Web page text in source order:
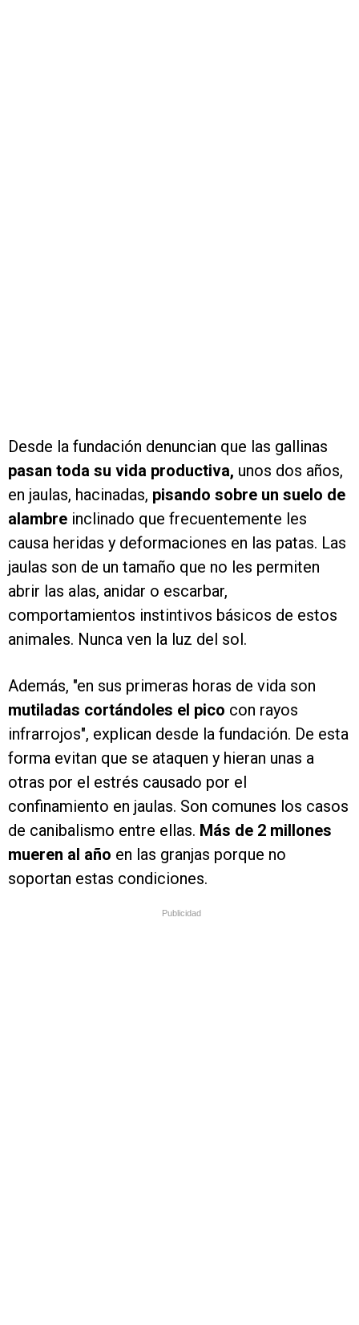
Desde la fundación denuncian que las gallinas
pasan toda su vida productiva, unos dos años,
en jaulas, hacinadas, pisando sobre un suelo de
alambre inclinado que frecuentemente les
causa heridas y deformaciones en las patas. Las
jaulas son de un tamaño que no les permiten
abrir las alas, anidar o escarbar,
comportamientos instintivos básicos de estos
animales. Nunca ven la luz del sol.
Además, "en sus primeras horas de vida son
mutiladas cortándoles el pico con rayos
infrarrojos", explican desde la fundación. De esta
forma evitan que se ataquen y hieran unas a
otras por el estrés causado por el
confinamiento en jaulas. Son comunes los casos
de canibalismo entre ellas. Más de 2 millones
mueren al año en las granjas porque no
soportan estas condiciones.
Publicidad